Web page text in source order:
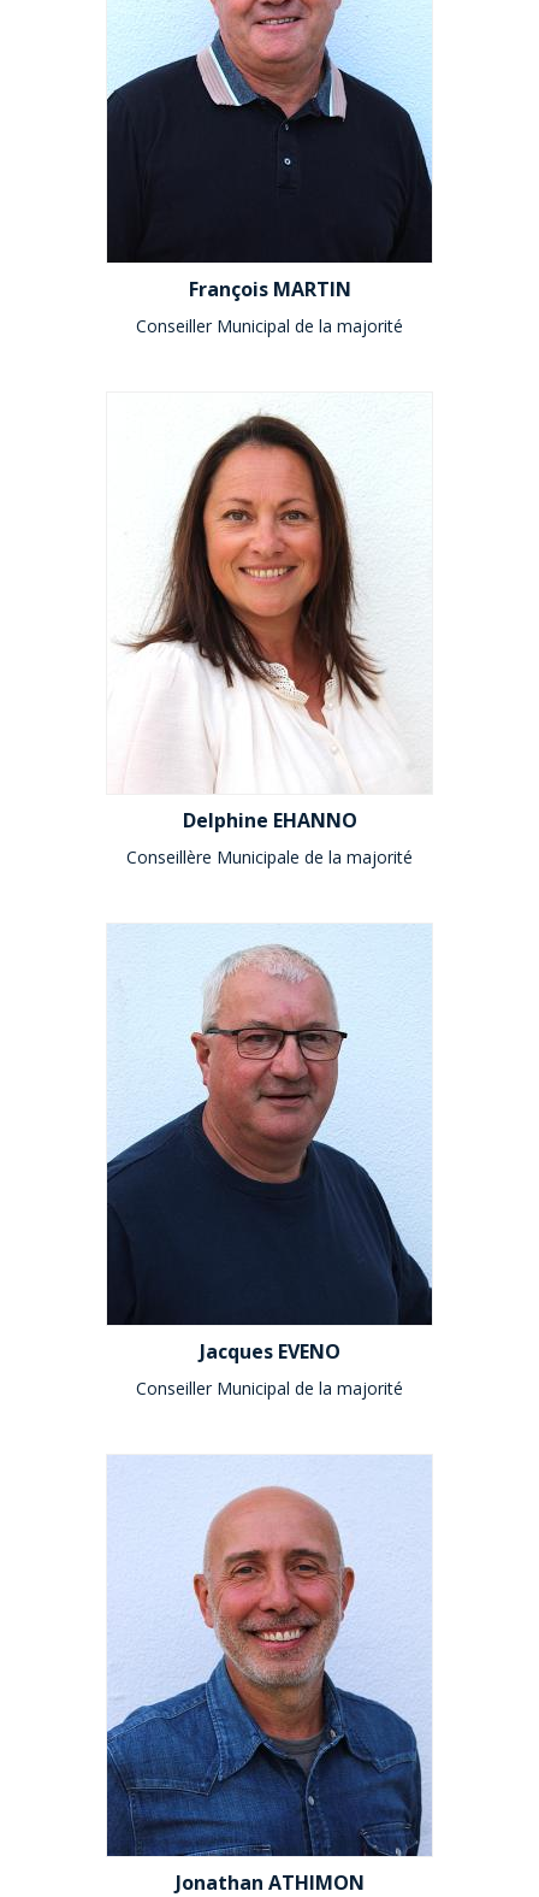
François MARTIN
Conseiller Municipal de la majorité
Delphine EHANNO
Conseillère Municipale de la majorité
Jacques EVENO
Conseiller Municipal de la majorité
Jonathan ATHIMON